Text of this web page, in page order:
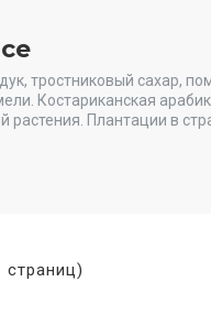
тростниковый сахар,
Костариканская
растения. Плантации в